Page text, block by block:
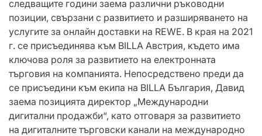
следващите години заема различни ръководни
позиции, свързани с развитието и разширяването на
услугите за онлайн доставки на REWE. В края на 2021
г. се присъединява към BILLA Австрия, където има
ключова роля за развитието на електронната
търговия на компанията. Непосредствено преди да
се присъедини към екипа на BILLA България, Давид
заема позицията директор „Международни
дигитални продажби“, като отговаря за развитието
на дигиталните търговски канали на международно